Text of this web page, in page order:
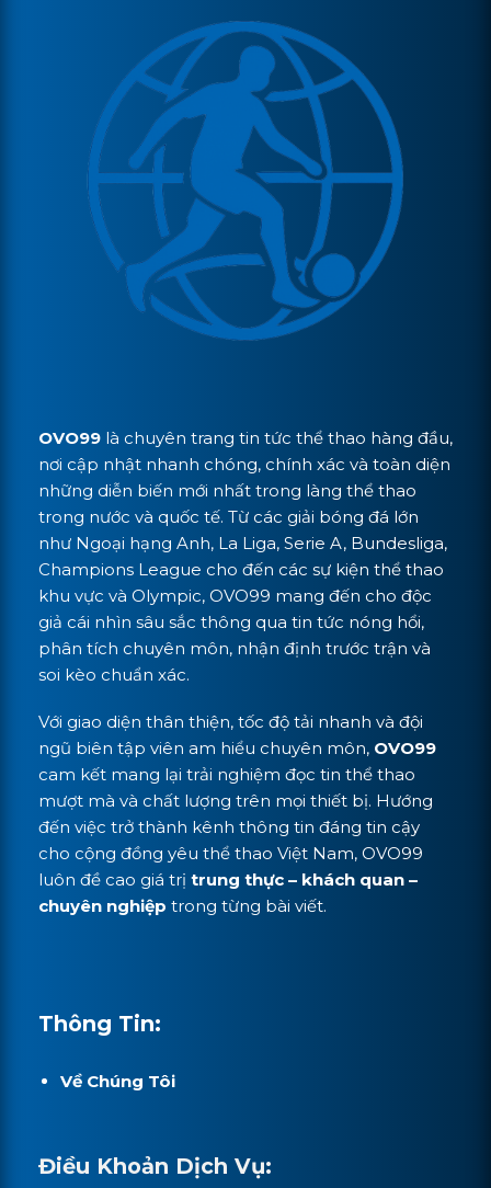
OVO99 là chuyên trang tin tức thể thao hàng đầu,
nơi cập nhật nhanh chóng, chính xác và toàn diện
những diễn biến mới nhất trong làng thể thao
trong nước và quốc tế. Từ các giải bóng đá lớn
như Ngoại hạng Anh, La Liga, Serie A, Bundesliga,
Champions League cho đến các sự kiện thể thao
khu vực và Olympic, OVO99 mang đến cho độc
giả cái nhìn sâu sắc thông qua tin tức nóng hổi,
phân tích chuyên môn, nhận định trước trận và
soi kèo chuẩn xác.
Với giao diện thân thiện, tốc độ tải nhanh và đội
ngũ biên tập viên am hiểu chuyên môn, OVO99
cam kết mang lại trải nghiệm đọc tin thể thao
mượt mà và chất lượng trên mọi thiết bị. Hướng
đến việc trở thành kênh thông tin đáng tin cậy
cho cộng đồng yêu thể thao Việt Nam, OVO99
luôn đề cao giá trị trung thực – khách quan –
chuyên nghiệp trong từng bài viết.
Thông Tin:
Về Chúng Tôi
Điều Khoản Dịch Vụ: